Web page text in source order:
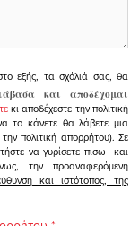
εξής, τα σχόλιά σας, θα
και αποδέχομαι
κι αποδέχεστε την πολιτική
το κάνετε θα λάβετε μια
πολιτική απορρήτου). Σε
να γυρίσετε πίσω και
την προαναφερόμενη
και ιστότοπος, της